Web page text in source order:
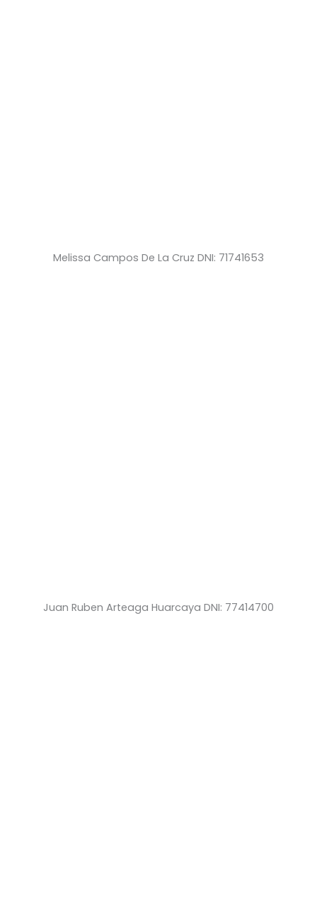
Melissa Campos De La Cruz DNI: 71741653
Juan Ruben Arteaga Huarcaya DNI: 77414700